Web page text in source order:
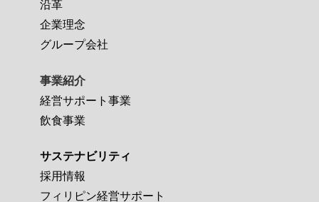
沿革
企業理念
グループ会社
事業紹介
経営サポート事業
飲食事業
サステナビリティ
採用情報
フィリピン経営サポート